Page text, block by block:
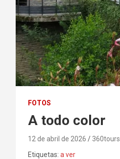
FOTOS
A todo color
12 de abril de 2026
360tours
Etiquetas: a ver